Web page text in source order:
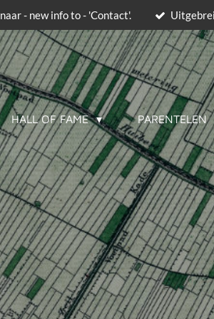
- new info to - 'Contact'.
HALL OF FAME PARENTELEN